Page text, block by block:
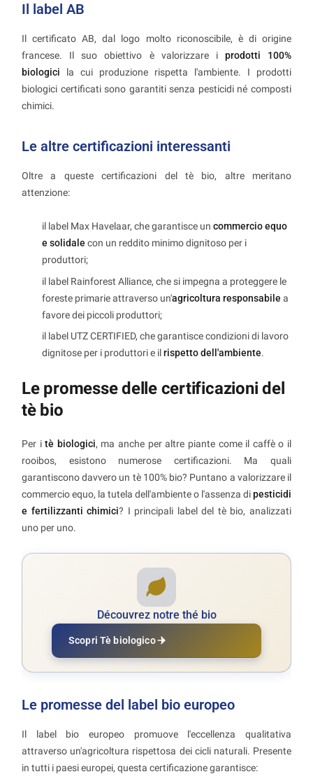
Il label AB
Il certificato AB, dal logo molto riconoscibile, è di origine
francese. Il suo obiettivo è valorizzare i prodotti 100%
biologici la cui produzione rispetta l'ambiente. I prodotti
biologici certificati sono garantiti senza pesticidi né composti
chimici.
Le altre certificazioni interessanti
Oltre a queste certificazioni del tè bio, altre meritano
attenzione:
il label Max Havelaar, che garantisce un commercio equo
e solidale con un reddito minimo dignitoso per i
produttori;
il label Rainforest Alliance, che si impegna a proteggere le
foreste primarie attraverso un'agricoltura responsabile a
favore dei piccoli produttori;
il label UTZ CERTIFIED, che garantisce condizioni di lavoro
dignitose per i produttori e ilrispetto dell'ambiente.
Le promesse delle certificazioni del
tè bio
Per itè biologici, ma anche per altre piante come il caffè o il
rooibos, esistono numerose certificazioni. Ma quali
garantiscono davvero un tè 100% bio? Puntano a valorizzare il
commercio equo, la tutela dell'ambiente o l'assenza dipesticidi
e fertilizzanti chimici? I principali label del tè bio, analizzati
uno per uno.
Découvrez notre thé bio
Scopri Tè biologico
Le promesse del label bio europeo
Il label bio europeo promuove l'eccellenza qualitativa
attraverso un'agricoltura rispettosa dei cicli naturali. Presente
in tutti i paesi europei, questa certificazione garantisce: